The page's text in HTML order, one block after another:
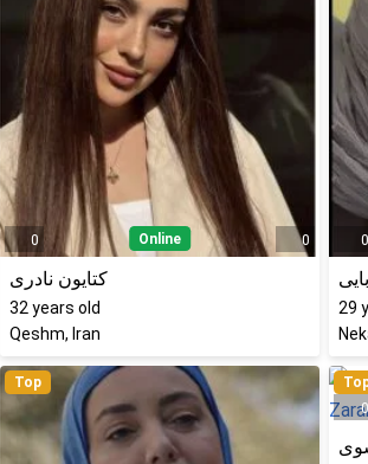
0 Online 0
کتایون نادری
32 years old
Qeshm, Iran
0
29
Top
0